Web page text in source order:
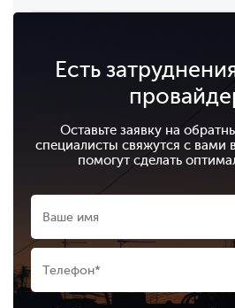
Есть
Оставьте заявку на
специалисты свяжутся с вами
помогут сделать